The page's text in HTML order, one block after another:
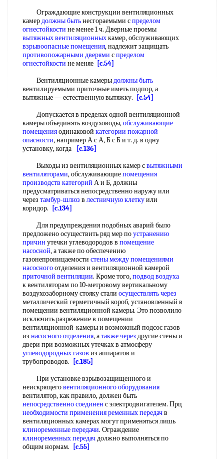
Ограждающие конструкции вентиляционных
камердолжны бытьнесгораемыми спределом
огнестойкости не менее 1 ч. Дверные проемы
вытяжных вентиляционныхкамер, обслуживающих
взрывоопасные помещения, надлежит защищать
противопожарными дверями спределом
огнестойкости не меняе [c.54]
Вентиляционные камерыдолжны быть
вентилируемыми приточные иметь подпор, а
вытяжные — естественную вытяжку.
[c.54]
Допускается в пределах одной вентиляционной
камеры объединять воздуховоды,обслуживающие
помещенияодинаковой категории пожарной
опасности, например А с А, Б с Б и т. д. в одну
установку, когда
[c.136]
Выходы из вентиляционных камер свытяжными
вентиляторами, обслуживающиепомещения
производств категорий А и Б, должны
предусматриваться непосредственно наружу или
через тамбур-шлюз в лестничную клеткуили
коридор.
[c.134]
Для предупреждения подобных аварий было
предложено осуществить ряд мер поустранению
причин утечки углеводородов в помещение
насосной, а также по обеспечению
газонепроницаемости стены междупомещениями
насосногоотделения и вентиляционной камерой
приточной вентиляции. Кроме того,подвод воздуха
к вентиляторам по 10-метровому вертикальному
воздухозаборному стояку стали осуществлять через
металлический герметичный короб, установленный в
помещении вентиляционной камеры. Это позволило
исключить разрежение в помещении
вентиляционной-камеры и возможный подсос газов
из насосного отделения, атакже через другие стены и
двери при возможных утечках в атмосферу
углеводородных газов из аппаратов и
трубопроводов.
[c.185]
При установке взрывозащищенного и
неискрящеговентиляционного оборудования
вентилятор, как правило, должен быть
непосредственно соединен с электродвигателем. Прц
необходимости примененияременных передачв
вентиляционных камерах могут применяться лишь
клиноременные передачи. Ограждение
клиноременных передачдолжно выполняться по
общим нормам.
[c.55]